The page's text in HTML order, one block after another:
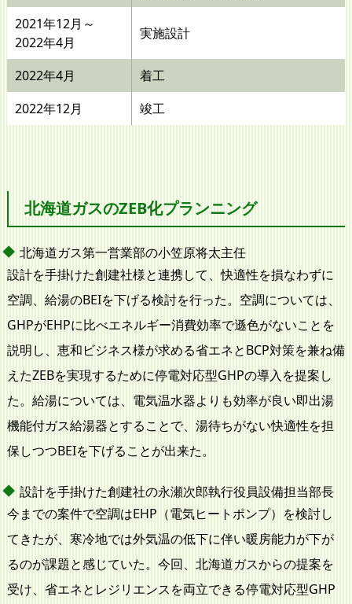
2021年12月～
2022年4月
実施設計
2022年4月
着工
2022年12月
竣工
北海道ガスのZEB化プランニング
北海道ガス第一営業部の小笠原将太主任
設計を手掛けた創建社様と連携して、快適性を損なわずに
空調、給湯のBEIを下げる検討を行った。空調については、
GHPがEHPに比べエネルギー消費効率で遜色がないことを
説明し、恵和ビジネス様が求める省エネとBCP対策を兼ね備
えたZEBを実現するために停電対応型GHPの導入を提案し
た。給湯については、電気温水器よりも効率が良い即出湯
機能付ガス給湯器とすることで、湯待ちがない快適性を担
保しつつBEIを下げることが出来た。
設計を手掛けた創建社の永瀬次郎執行役員設備担当部長
今までの案件で空調はEHP（電気ヒートポンプ）を検討し
てきたが、寒冷地では外気温の低下に伴い暖房能力が下が
るのが課題と感じていた。今回、北海道ガスからの提案を
受け、省エネとレジリエンスを両立できる停電対応型GHP